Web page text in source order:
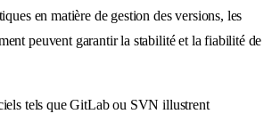
en matière de gestion des versions, les
peuvent garantir la stabilité et la fiabilité de
tels que GitLab ou SVN illustrent